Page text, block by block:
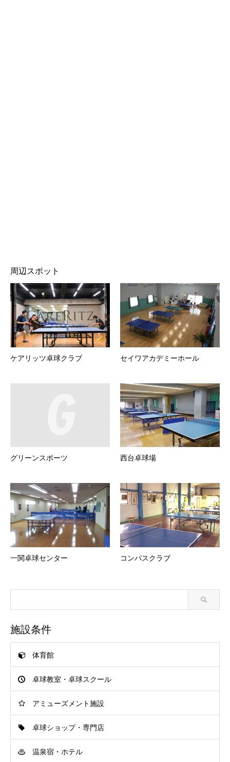
周辺スポット
ケアリッツ卓球クラブ セイワアカデミーホール
グリーンスポーツ 西台卓球場
一関卓球センター コンパスクラブ
施設条件
体育館
卓球教室・卓球スクール
アミューズメント施設
卓球ショップ・専門店
温泉宿・ホテル